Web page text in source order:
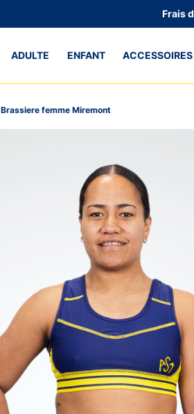
Frais
ADULTE ENFANT ACCESSOIRES
Brassiere femme Miremont